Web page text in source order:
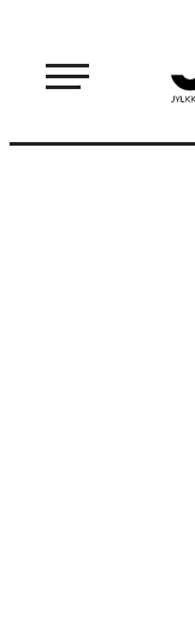
sisältöön